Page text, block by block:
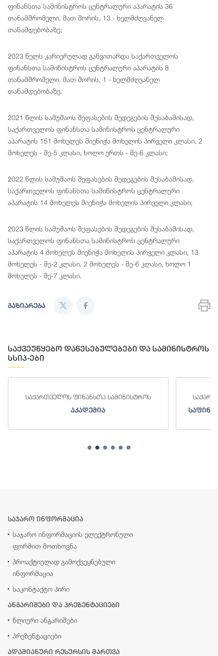
ფინანსთა სამინისტროს ცენტრალური აპარატის 36
თანამშრომელი, მათ შორის, 13 - ხელმძღვანელ
თანამდებობაზე;
2023 წელს კარიერულად განვითარდა საქართველოს
ფინანსთა სამინისტროს ცენტრალური აპარატის 8
თანამშრომელი, მათ შორის, 1 - ხელმძღვანელ
თანამდებობაზე.
2021 წლის სამუშაოს შეფასების შედეგების შესაბამისად,
საქართველოს ფინანსთა სამინისტროს ცენტრალური
აპარატის 151 მოხელეს მიენიჭა მოხელის პირველი კლასი, 2
მოხელეს - მე-5 კლასი, ხოლო ერთს - მე-6 კლასი;
2022 წლის სამუშაოს შეფასების შედეგების შესაბამისად,
საქართველოს ფინანსთა სამინისტროს ცენტრალური
აპარატის 14 მოხელეს მიენიჭა მოხელის პირველი კლასი;
2023 წლის სამუშაოს შეფასების შედეგების შესაბამისად,
საქართველოს ფინანსთა სამინისტროს ცენტრალური
აპარატის 4 მოხელეს მიენიჭა მოხელის პირველი კლასი, 13
მოხელეს - მე-2 კლასი, 2 მოხელეს - მე-6 კლასი, ხოლო 1
მოხელეს - მე-7 კლასი.
გაზიარება
საქვეუწყებო დაწესებულებები და სამინისტროს
სსიპ-ები
საქართველოს ფინანსთა სამინისტროს
აკადემია
საჯარო ინფორმაცია
საჯარო ინფორმაციის ელექტრონული
ფორმით მოთხოვნა
პროაქტიულად გამოქვეყნებული
ინფორმაცია
საკონტაქტო პირი
ანგარიშები და პრეზენტაციები
წლიური ანგარიშები
პრეზენტაციები
ადამიანური რესურსის მართვა